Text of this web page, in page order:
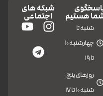
هستیم
شنبه تا
چهارشنبه 10
تا 19
روزهای پنج
شنبه 10 تا 17
شبکه های
اجتماعی